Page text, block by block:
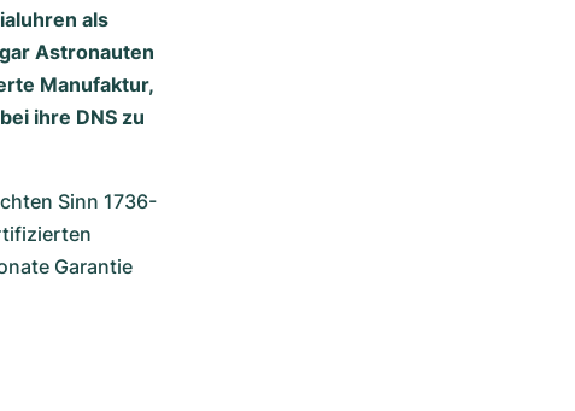
als
Astronauten
Manufaktur,
ihre DNS zu
Sinn 1736-
Garantie